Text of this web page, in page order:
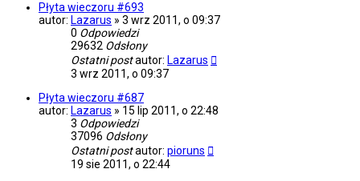
Płyta wieczoru #693
autor: Lazarus » 3 wrz 2011, o 09:37
0 Odpowiedzi
29632 Odsłony
Ostatni postautor: Lazarus
3 wrz 2011, o 09:37
Płyta wieczoru #687
autor: Lazarus » 15 lip 2011, o 22:48
3 Odpowiedzi
37096 Odsłony
Ostatni postautor: pioruns
19 sie 2011, o 22:44